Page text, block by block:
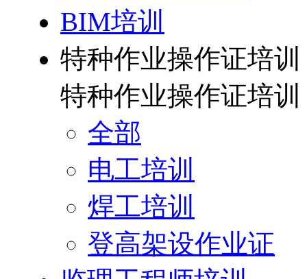
BIM培训
特种作业操作证培训
特种作业操作证培训
全部
电工培训
焊工培训
登高架设作业证